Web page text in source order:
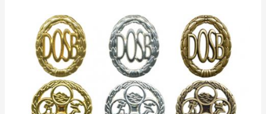
Sportabzeichen